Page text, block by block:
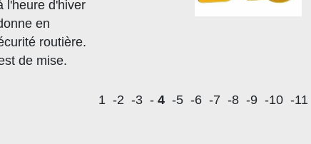
l'heure d'hiver
en
routière.
de mise.
1 -2 -3 - 4 -5 -6 -7 -8 -9 -10 -11